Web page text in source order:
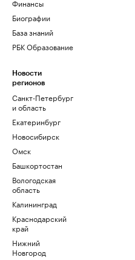
Финансы
Биографии
База знаний
РБК Образование
Новости
регионов
Санкт-Петербург
и область
Екатеринбург
Новосибирск
Омск
Башкортостан
Вологодская
область
Калининград
Краснодарский
край
Нижний
Новгород